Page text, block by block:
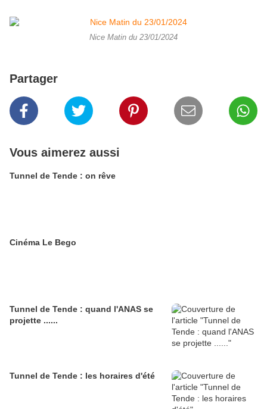
Nice Matin du 23/01/2024
Partager
Vous aimerez aussi
Tunnel de Tende : on rêve
Cinéma Le Bego
Tunnel de Tende : quand l'ANAS se
projette ......
Tunnel de Tende : les horaires d'été